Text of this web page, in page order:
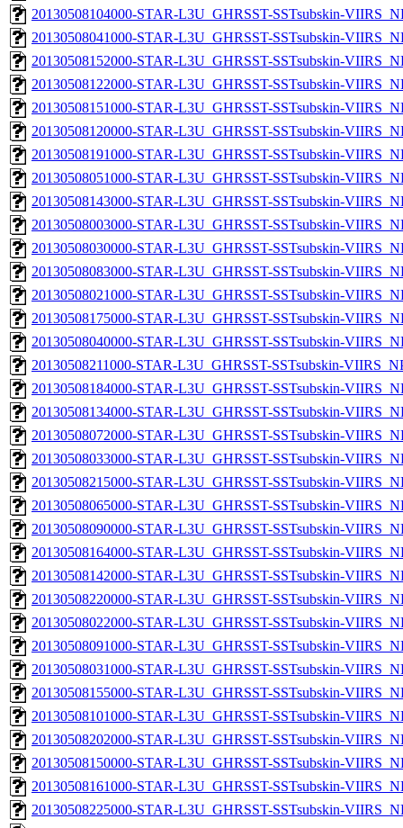
20130508104000-STAR-L3U_GHRSST-SSTsubskin-
20130508041000-STAR-L3U_GHRSST-SSTsubskin-
20130508152000-STAR-L3U_GHRSST-SSTsubskin-
20130508122000-STAR-L3U_GHRSST-SSTsubskin-
20130508151000-STAR-L3U_GHRSST-SSTsubskin-
20130508120000-STAR-L3U_GHRSST-SSTsubskin-
20130508191000-STAR-L3U_GHRSST-SSTsubskin-
20130508051000-STAR-L3U_GHRSST-SSTsubskin-
20130508143000-STAR-L3U_GHRSST-SSTsubskin-
20130508003000-STAR-L3U_GHRSST-SSTsubskin-
20130508030000-STAR-L3U_GHRSST-SSTsubskin-
20130508083000-STAR-L3U_GHRSST-SSTsubskin-
20130508021000-STAR-L3U_GHRSST-SSTsubskin-
20130508175000-STAR-L3U_GHRSST-SSTsubskin-
20130508040000-STAR-L3U_GHRSST-SSTsubskin-
20130508211000-STAR-L3U_GHRSST-SSTsubskin-
20130508184000-STAR-L3U_GHRSST-SSTsubskin-
20130508134000-STAR-L3U_GHRSST-SSTsubskin-
20130508072000-STAR-L3U_GHRSST-SSTsubskin-
20130508033000-STAR-L3U_GHRSST-SSTsubskin-
20130508215000-STAR-L3U_GHRSST-SSTsubskin-
20130508065000-STAR-L3U_GHRSST-SSTsubskin-
20130508090000-STAR-L3U_GHRSST-SSTsubskin-
20130508164000-STAR-L3U_GHRSST-SSTsubskin-
20130508142000-STAR-L3U_GHRSST-SSTsubskin-
20130508220000-STAR-L3U_GHRSST-SSTsubskin-
20130508022000-STAR-L3U_GHRSST-SSTsubskin-
20130508091000-STAR-L3U_GHRSST-SSTsubskin-
20130508031000-STAR-L3U_GHRSST-SSTsubskin-
20130508155000-STAR-L3U_GHRSST-SSTsubskin-
20130508101000-STAR-L3U_GHRSST-SSTsubskin-
20130508202000-STAR-L3U_GHRSST-SSTsubskin-
20130508150000-STAR-L3U_GHRSST-SSTsubskin-
20130508161000-STAR-L3U_GHRSST-SSTsubskin-
20130508225000-STAR-L3U_GHRSST-SSTsubskin-